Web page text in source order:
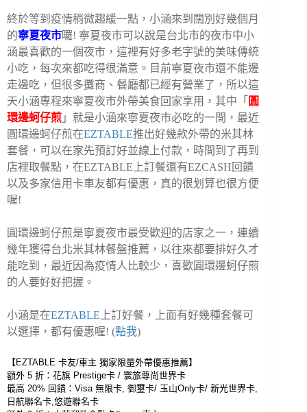
終於等到疫情稍微趨緩一點，小涵來到闊別好幾個月
的寧夏夜市囉! 寧夏夜市可以說是台北市的夜市中小
涵最喜歡的一個夜市，這裡有好多老字號的美味傳統
小吃，每次來都吃得很滿意。目前寧夏夜市還不能邊
走邊吃，但很多攤商、餐廳都已經有營業了，所以這
天小涵專程來寧夏夜市外帶美食回家享用，其中「 圓
環邊蚵仔煎 」就是小涵來寧夏夜市必吃的一間，最近
圓環邊蚵仔煎在EZTABLE推出好幾款外帶的米其林
套餐，可以在家先預訂好並線上付款，時間到了再到
店裡取餐點，在EZTABLE上訂餐還有EZCASH回饋
以及多家信用卡車友都有優惠，真的很划算也很方便
喔!
圓環邊蚵仔煎是寧夏夜市最受歡迎的店家之一，連續
幾年獲得台北米其林餐盤推薦，以往來都要排好久才
能吃到，最近因為疫情人比較少，喜歡圓環邊蚵仔煎
的人要好好把握。
小涵是在EZTABLE 上訂好餐，上面有好幾種套餐可
以選擇，都有優惠喔! (點我)
【EZTABLE 卡友/車主 獨家限量外帶優惠推薦】
額外 5 折：花旗 Prestige卡 / 寰旅尊尚世界卡
最高 20% 回饋：Visa 無限卡, 御璽卡/ 玉山Only卡/ 新光世界卡,
日航聯名卡,悠遊聯名卡